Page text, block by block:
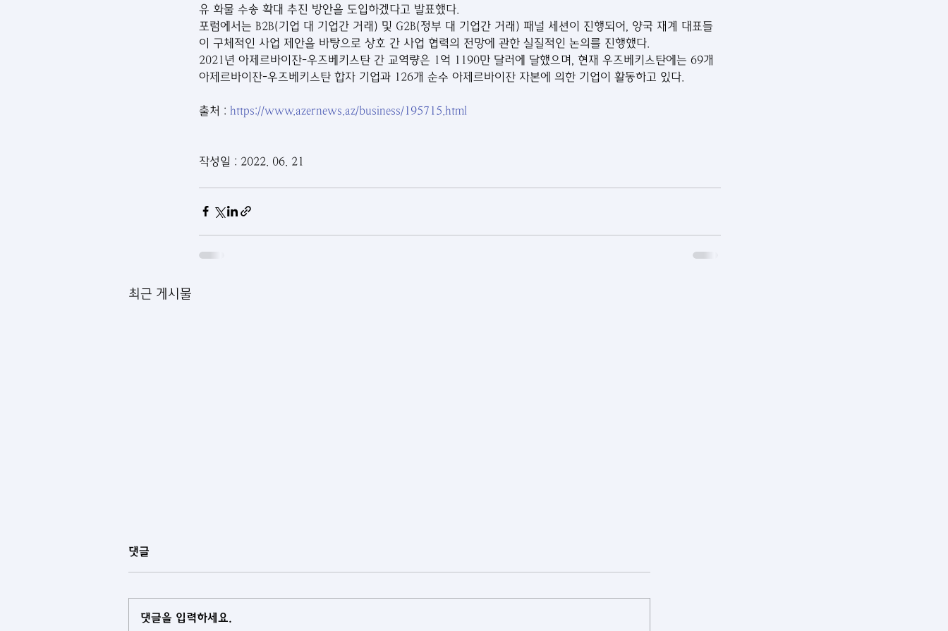
유 화물 수송 확대 추진 방안을 도입하겠다고 발표했다.
포럼에서는 B2B(기업 대 기업간 거래) 및 G2B(정부 대 기업간 거래) 패널 세션이 진행되어, 양국 재계 대표들
이 구체적인 사업 제안을 바탕으로 상호 간 사업 협력의 전망에 관한 실질적인 논의를 진행했다.
2021년 아제르바이잔-우즈베키스탄 간 교역량은 1억 1190만 달러에 달했으며, 현재 우즈베키스탄에는 69개
아제르바이잔-우즈베키스탄 합자 기업과 126개 순수 아제르바이잔 자본에 의한 기업이 활동하고 있다.
출처 : https://www.azernews.az/business/195715.html
작성일 : 2022. 06. 21
최근 게시물
댓글
댓글을 입력하세요.